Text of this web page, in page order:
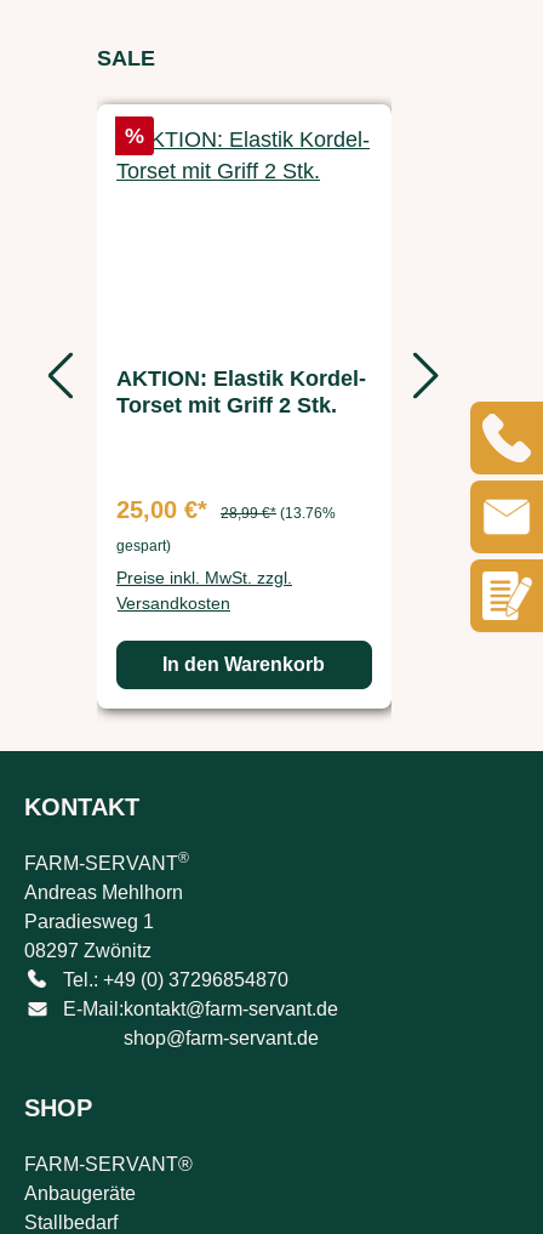
Produktgalerie überspringen
SALE
Rabatt
%
AKTION: Elastik Kordel-
Torset mit Griff 2 Stk.
25,00 €* 28,99 €* (13.76%
gespart)
Preise inkl. MwSt. zzgl.
Versandkosten
In den Warenkorb
FARM-
37,49
gespart)
Preise inkl.
KONTAKT
FARM-SERVANT®
Andreas Mehlhorn
Paradiesweg 1
08297 Zwönitz
Tel.: +49 (0) 37296854870
E-Mail:kontakt@farm-servant.de
shop@farm-servant.de
SHOP
FARM-SERVANT®
Anbaugeräte
Stallbedarf